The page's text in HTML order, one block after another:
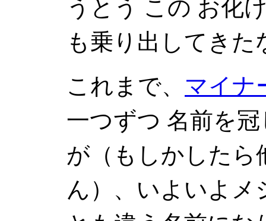
うとう この お化
も乗り出してき
これまで、 マイナ
一つずつ 名前を
が（もしかしたら
ん）、いよいよメ